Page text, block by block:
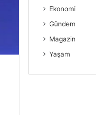
Ekonomi
Gündem
Magazin
Yaşam